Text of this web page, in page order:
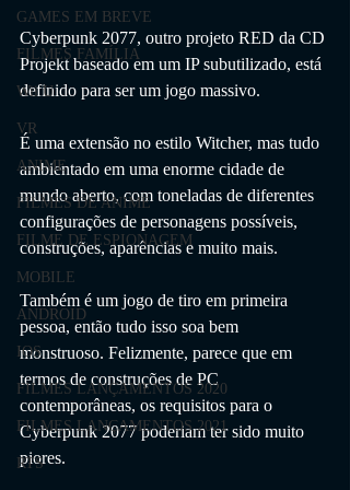
GAMES EM BREVE
FILMES FAMÍLIA
Wii U
VR
ANIME
FILMES DE ANIME
FILME DE ESPIONAGEM
MOBILE
ANDROID
IOS
FILMES LANÇAMENTOS 2020
FILMES LANÇAMENTOS 2021
RTS
Cyberpunk 2077, outro projeto RED da CD
Projekt baseado em um IP subutilizado, está
definido para ser um jogo massivo.
É uma extensão no estilo Witcher, mas tudo
ambientado em uma enorme cidade de
mundo aberto, com toneladas de diferentes
configurações de personagens possíveis,
construções, aparências e muito mais.
Também é um jogo de tiro em primeira
pessoa, então tudo isso soa bem
monstruoso. Felizmente, parece que em
termos de construções de PC
contemporâneas, os requisitos para o
Cyberpunk 2077 poderiam ter sido muito
piores.